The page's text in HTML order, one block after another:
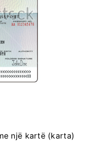
një kartë (karta)